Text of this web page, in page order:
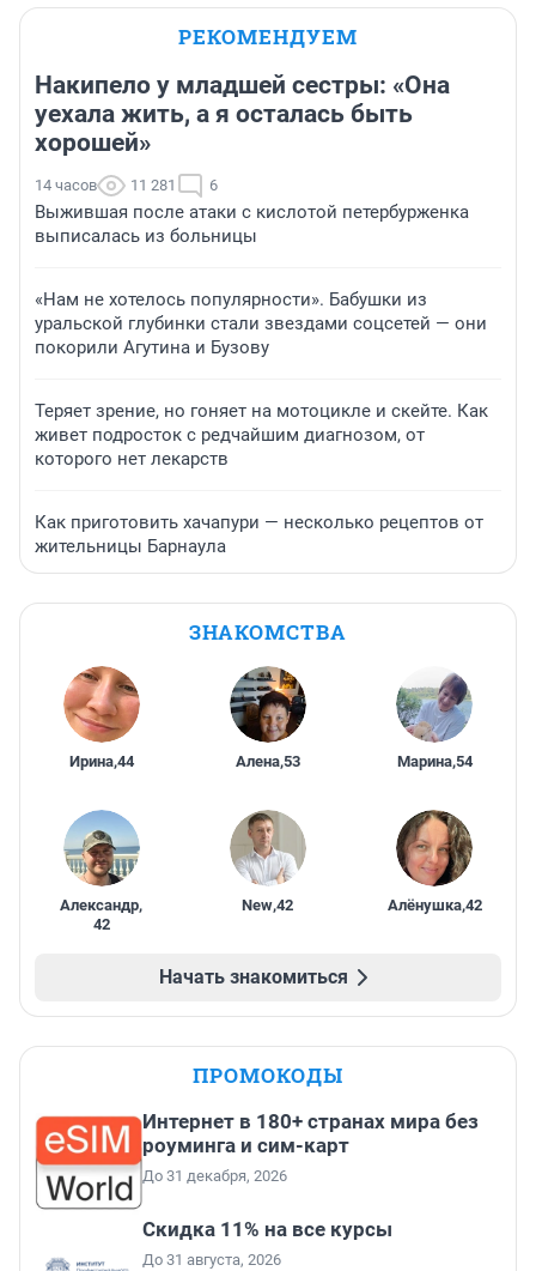
РЕКОМЕНДУЕМ
Накипело у младшей сестры: «Она
уехала жить, а я осталась быть
хорошей»
14 часов 11 281 6
Выжившая после атаки с кислотой петербурженка
выписалась из больницы
«Нам не хотелось популярности». Бабушки из
уральской глубинки стали звездами соцсетей — они
покорили Агутина и Бузову
Теряет зрение, но гоняет на мотоцикле и скейте. Как
живет подросток с редчайшим диагнозом, от
которого нет лекарств
Как приготовить хачапури — несколько рецептов от
жительницы Барнаула
ЗНАКОМСТВА
Ирина,44 Алена,53 Марина,54
Александр,
42
New,42 Алёнушка,42
Начать знакомиться
ПРОМОКОДЫ
Интернет в 180+ странах мира без
роуминга и сим-карт
До 31 декабря, 2026
Скидка 11% на все курсы
До 31 августа, 2026